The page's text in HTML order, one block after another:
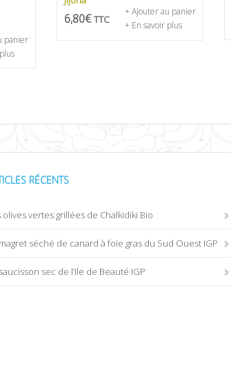
panier
6,80€ TTC
+ Ajouter au panier
+ En savoir plus
RÉCENTS
olives vertes grillées de Chalkidiki Bio
séché de canard à foie gras du Sud Ouest IGP
sec de l’Ile de Beauté IGP